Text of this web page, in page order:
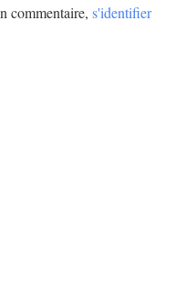
commentaire, s'identifier